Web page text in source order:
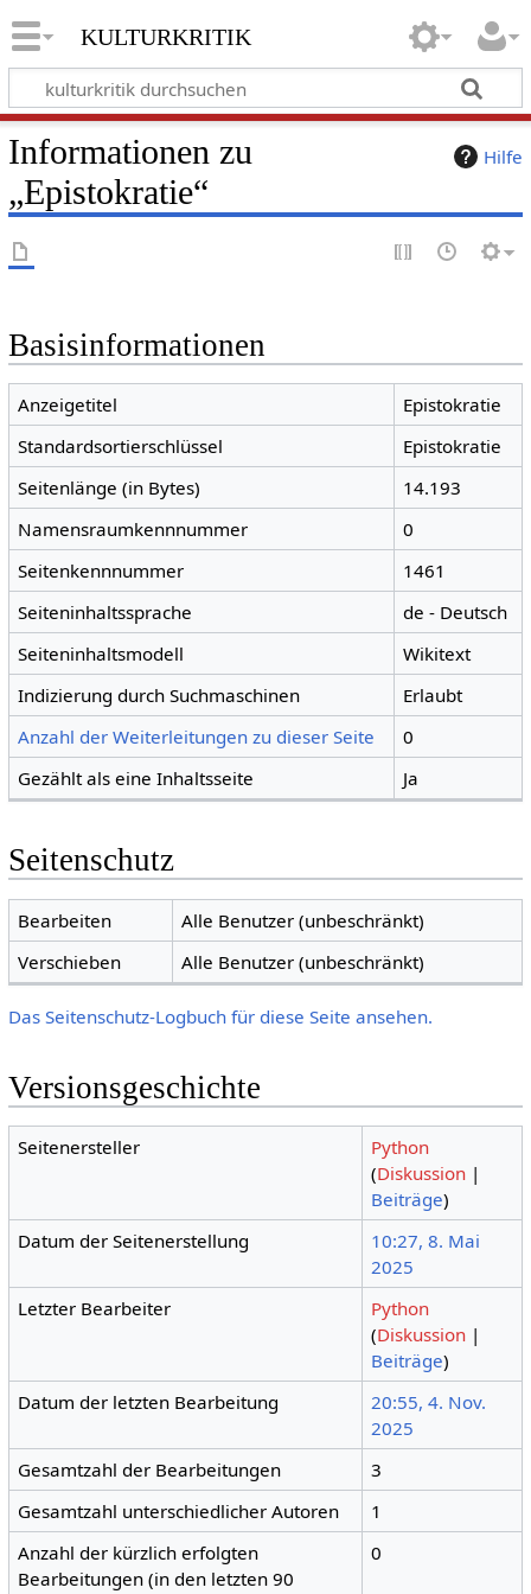
kulturkritik
Hilfe
Informationen zu
„Epistokratie“
Basisinformationen
Anzeigetitel
Epistokratie
Standardsortierschlüssel
Epistokratie
Seitenlänge (in Bytes)
14.193
Namensraumkennnummer
0
Seitenkennnummer
1461
Seiteninhaltssprache
de - Deutsch
Seiteninhaltsmodell
Wikitext
Indizierung durch Suchmaschinen
Erlaubt
Anzahl der Weiterleitungen zu dieser Seite
0
Gezählt als eine Inhaltsseite
Ja
Seitenschutz
Bearbeiten
Alle Benutzer (unbeschränkt)
Verschieben
Alle Benutzer (unbeschränkt)
Das Seitenschutz-Logbuch für diese Seite ansehen.
Versionsgeschichte
Seitenersteller
Python
(Diskussion |
Beiträge)
Datum der Seitenerstellung
10:27, 8. Mai
2025
Letzter Bearbeiter
Python
(Diskussion |
Beiträge)
Datum der letzten Bearbeitung
20:55, 4. Nov.
2025
Gesamtzahl der Bearbeitungen
3
Gesamtzahl unterschiedlicher Autoren
1
Anzahl der kürzlich erfolgten
Bearbeitungen (in den letzten 90
0